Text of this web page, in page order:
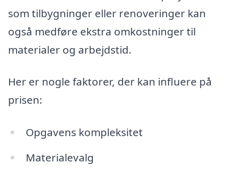
som tilbygninger eller renoveringer kan
også medføre ekstra omkostninger til
materialer og arbejdstid.
Her er nogle faktorer, der kan influere på
prisen:
Opgavens kompleksitet
Materialevalg